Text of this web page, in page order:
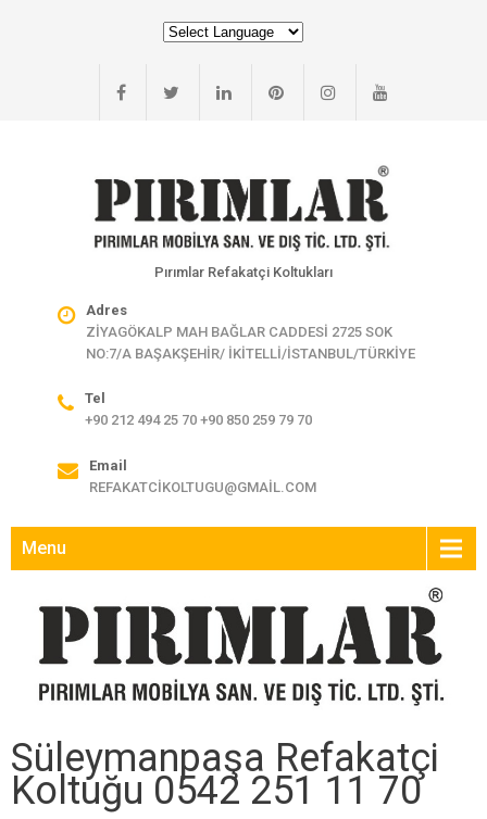
Pırımlar Refakatçi Koltukları
Adres
ZİYAGÖKALP MAH BAĞLAR CADDESİ 2725 SOK
NO:7/A BAŞAKŞEHİR/ İKİTELLİ/İSTANBUL/TÜRKİYE
Tel
+90 212 494 25 70 +90 850 259 79 70
Email
REFAKATCIKOLTUGU@GMAIL.COM
Menu
Süleymanpaşa Refakatçi
Koltuğu 0542 251 11 70